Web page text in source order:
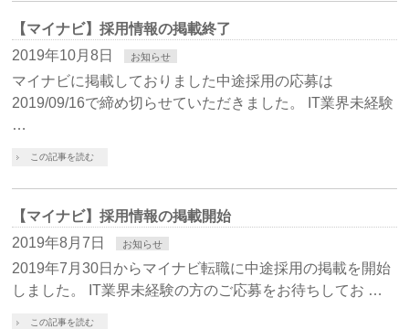
【マイナビ】採用情報の掲載終了
2019年10月8日
お知らせ
マイナビに掲載しておりました中途採用の応募は
2019/09/16で締め切らせていただきました。 IT業界未経験
…
この記事を読む
【マイナビ】採用情報の掲載開始
2019年8月7日
お知らせ
2019年7月30日からマイナビ転職に中途採用の掲載を開始
しました。 IT業界未経験の方のご応募をお待ちしてお …
この記事を読む